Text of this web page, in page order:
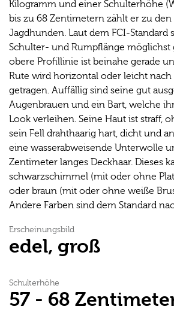
Kilogramm und einer Schulterhöhe
bis zu 68 Zentimetern zählt er zu
Jagdhunden. Laut dem FCI-Standard
Schulter- und Rumpflänge möglichst
obere Profillinie ist beinahe gerade
Rute wird horizontal oder leicht
getragen. Auffällig sind seine gut
Augenbrauen und ein Bart, welche
Look verleihen. Seine Haut ist straff,
sein Fell drahthaarig hart, dicht und
eine wasserabweisende Unterwolle
Zentimeter langes Deckhaar. Dieses
schwarzschimmel (mit oder ohne
oder braun (mit oder ohne weiße
Andere Farben sind dem Standard
Erscheinungsbild
edel, groß
Schulterhöhe
57 - 68